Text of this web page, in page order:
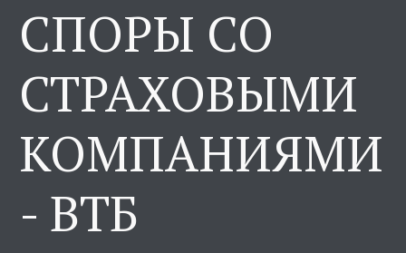
СПОРЫ СО
СТРАХОВЫМИ
КОМПАНИЯМИ
- ВТБ